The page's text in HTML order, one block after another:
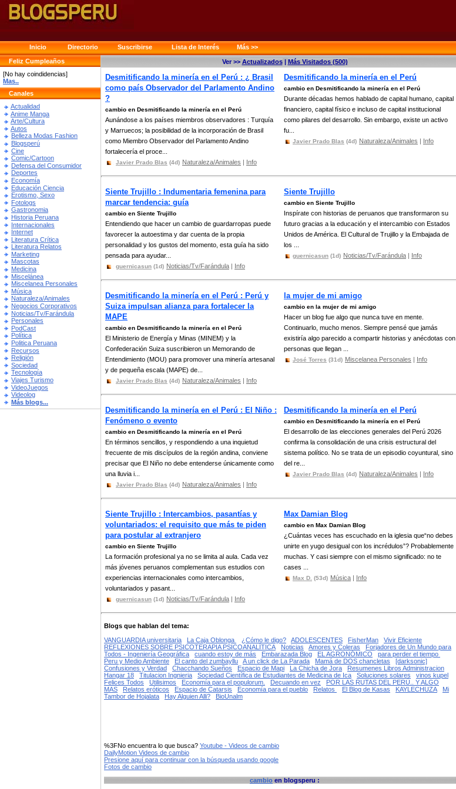
Inicio Directorio Suscribirse Lista de Interés
Más >>
Feliz Cumpleaños
[No hay coindidencias]
Mas..
Canales
Actualidad
Anime Manga
Arte/Cultura
Autos
Belleza Modas Fashion
Blogsperú
Cine
Comic/Cartoon
Defensa del Consumidor
Deportes
Economía
Educación Ciencia
Erotismo, Sexo
Fotologs
Gastronomia
Historia Peruana
Internacionales
Internet
Literatura Crítica
Literatura Relatos
Marketing
Mascotas
Medicina
Miscelánea
Miscelanea Personales
Música
Naturaleza/Animales
Negocios Corporativos
Noticias/Tv/Farándula
Personales
PodCast
Política
Politica Peruana
Recursos
Religión
Sociedad
Tecnología
Viajes Turismo
VideoJuegos
Videolog
Más blogs...
Ver >> Actualizados| Más Visitados (500)
Desmitificando la minería en el Perú : ¿ Brasil
como país Observador del Parlamento Andino
?
cambio en Desmitificando la minería en el Perú
Aunándose a los países miembros observadores : Turquía
y Marruecos; la posibilidad de la incorporación de Brasil
como Miembro Observador del Parlamento Andino
fortalecería el proce...
Javier Prado Blas (4d) Naturaleza/Animales | Info
Desmitificando la minería en el Perú
cambio en Desmitificando la minería en el Perú
Durante décadas hemos hablado de capital humano, capital
financiero, capital físico e incluso de capital institucional
como pilares del desarrollo. Sin embargo, existe un activo
fu...
Javier Prado Blas (4d) Naturaleza/Animales | Info
Siente Trujillo : Indumentaria femenina para
marcar tendencia: guía
cambio en Siente Trujillo
Entendiendo que hacer un cambio de guardarropas puede
favorecer la autoestima y dar cuenta de la propia
personalidad y los gustos del momento, esta guía ha sido
pensada para ayudar...
guernicasun (1d) Noticias/Tv/Farándula | Info
Siente Trujillo
cambio en Siente Trujillo
Inspírate con historias de peruanos que transformaron su
futuro gracias a la educación y el intercambio con Estados
Unidos de América. El Cultural de Trujillo y la Embajada de
los ...
guernicasun (1d) Noticias/Tv/Farándula | Info
Desmitificando la minería en el Perú : Perú y
Suiza impulsan alianza para fortalecer la
MAPE
cambio en Desmitificando la minería en el Perú
El Ministerio de Energía y Minas (MINEM) y la
Confederación Suiza suscribieron un Memorando de
Entendimiento (MOU) para promover una minería artesanal
y de pequeña escala (MAPE) de...
Javier Prado Blas (4d) Naturaleza/Animales | Info
la mujer de mi amigo
cambio en la mujer de mi amigo
Hacer un blog fue algo que nunca tuve en mente.
Continuarlo, mucho menos. Siempre pensé que jamás
existiría algo parecido a compartir historias y anécdotas con
personas que llegan ...
José Torres (31d) Miscelanea Personales | Info
Desmitificando la minería en el Perú : El Niño :
Fenómeno o evento
cambio en Desmitificando la minería en el Perú
En términos sencillos, y respondiendo a una inquietud
frecuente de mis discípulos de la región andina, conviene
precisar que El Niño no debe entenderse únicamente como
una lluvia i...
Javier Prado Blas (4d) Naturaleza/Animales | Info
Desmitificando la minería en el Perú
cambio en Desmitificando la minería en el Perú
El desarrollo de las elecciones generales del Perú 2026
confirma la consolidación de una crisis estructural del
sistema político. No se trata de un episodio coyuntural, sino
del re...
Javier Prado Blas (4d) Naturaleza/Animales | Info
Siente Trujillo : Intercambios, pasantías y
voluntariados: el requisito que más te piden
para postular al extranjero
cambio en Siente Trujillo
La formación profesional ya no se limita al aula. Cada vez
más jóvenes peruanos complementan sus estudios con
experiencias internacionales como intercambios,
voluntariados y pasant...
guernicasun (1d) Noticias/Tv/Farándula | Info
Max Damian Blog
cambio en Max Damian Blog
¿Cuántas veces has escuchado en la iglesia que“no debes
unirte en yugo desigual con los incrédulos”? Probablemente
muchas. Y casi siempre con el mismo significado: no te
cases ...
Max D. (53d) Música | Info
Blogs que hablan del tema:
VANGUARDIA universitaria
La Caja Oblonga ¿Cómo le digo? ADOLESCENTES FisherMan
Vivir Eficiente
REFLEXIONES SOBRE PSICOTERAPIA PSICOANALÍTICA
Noticias Amores y Coleras
Forjadores de Un Mundo para
Todos - Ingeniería Geográfica
cuando estoy de más Embarazada Blog EL AGRONÓMICO
para perder el tiempo
Peru y Medio Ambiente
El canto del zumbayllu A un click de La Parada Mamá de DOS chancletas
[darksonic]
Confusiones y Verdad
Chacchando Sueños Espacio de Mapi La Chicha de Jora
Resumenes Libros Administracion
Hangar 18
Titulacion Ingnieria Sociedad Científica de Estudiantes de Medicina de Ica Soluciones solares
vinos kupel
Felices Todos
Utilisimos Economía para el populorum. Decuando en vez
POR LAS RUTAS DEL PERÙ.. Y ALGO
MAS
Relatos eróticos Espacio de Catarsis Economía para el pueblo Relatos El Blog de Kasas KAYLECHUZA
Mi
Tambor de Hojalata
Hay Alguien Alli? BioUnalm
%3FNo encuentra lo que busca? Youtube - Videos de cambio
DailyMotion Videos de cambio
Presione aquí para continuar con la búsqueda usando google
Fotos de cambio
cambio en blogsperu :